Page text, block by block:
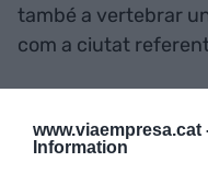
www.viaempresa.cat
Information
també a vertebrar
com a ciutat
La convocatòria de
programa estarà